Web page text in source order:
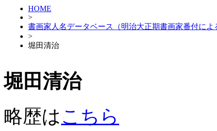
HOME
>
書画家人名データベース（明治大正期書画家番付によ
>
堀田清治
堀田清治
略歴はこちら